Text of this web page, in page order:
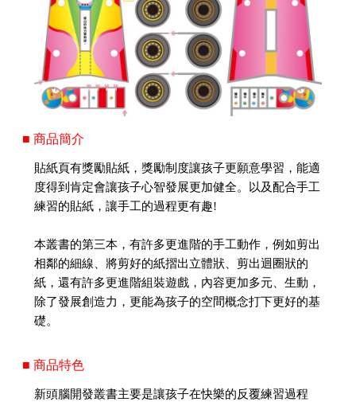
■ 商品簡介
貼紙頁有獎勵貼紙，獎勵制度讓孩子更願意學習，能適
度得到肯定會讓孩子心智發展更加健全。以及配合手工
練習的貼紙，讓手工的過程更有趣!
本叢書的第三本，有許多更進階的手工動作，例如剪出
相鄰的細線、將剪好的紙摺出立體狀、剪出迴圈狀的
紙，還有許多更進階組裝遊戲，內容更加多元、生動，
除了發展創造力，更能為孩子的空間概念打下更好的基
礎。
■ 商品特色
新頭腦開發叢書主要是讓孩子在快樂的反覆練習過程